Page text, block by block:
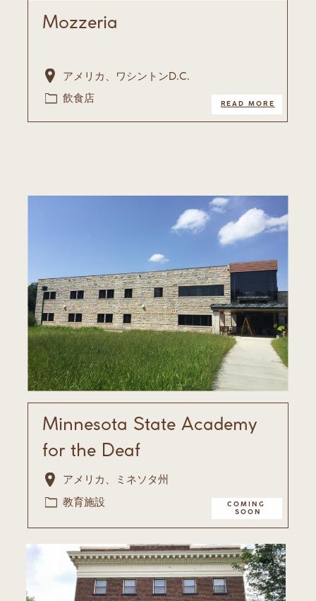
Mozzeria
アメリカ、ワシントンD.C.
飲食​店
READ MORE
Minnesota State Academy ​
for the Deaf
アメリカ、ミネソタ州
教育施設
COMING ​
SOON